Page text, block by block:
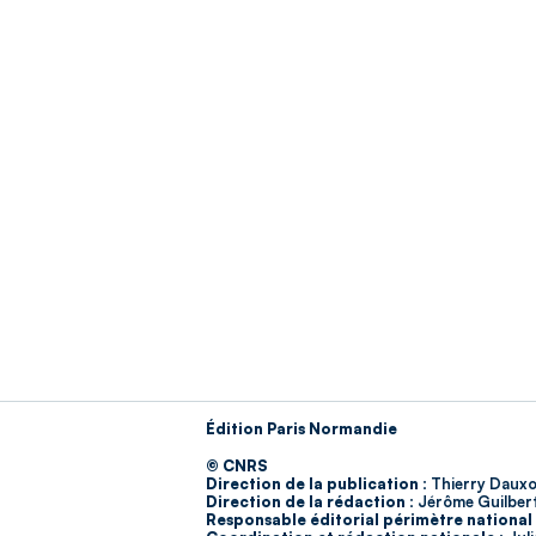
Édition Paris Normandie
© CNRS
Direction de la publication : Thierry
Direction de la rédaction : Jérôme
Responsable éditorial périmètre national